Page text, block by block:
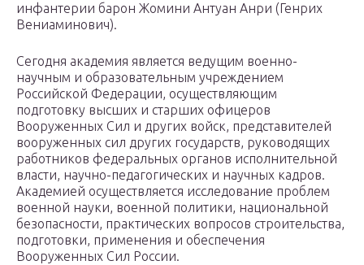
инфантерии барон Жомини Антуан Анри (Генрих
Вениаминович).
Сегодня академия является ведущим военно-
научным и образовательным учреждением
Российской Федерации, осуществляющим
подготовку высших и старших офицеров
Вооруженных Сил и других войск, представителей
вооруженных сил других государств, руководящих
работников федеральных органов исполнительной
власти, научно-педагогических и научных кадров.
Академией осуществляется исследование проблем
военной науки, военной политики, национальной
безопасности, практических вопросов строительства,
подготовки, применения и обеспечения
Вооруженных Сил России.